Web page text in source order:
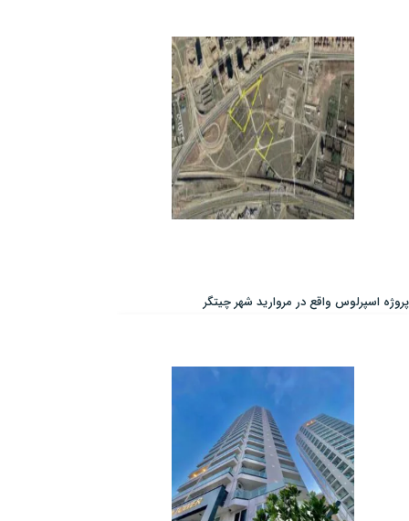
پروژه اسپرلوس واقع در مروارید شهر چیتگر